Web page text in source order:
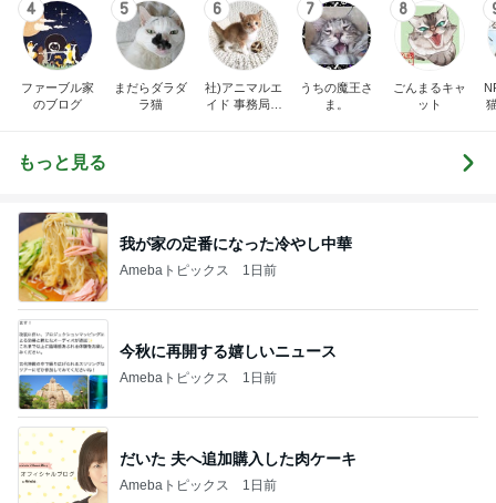
4
ファーブル家
のブログ
5
まだらダラダ
ラ猫
6
社)アニマルエ
イド 事務局＆
7
うちの魔王さ
ま。
8
ごんまるキャ
ット
もっと見る
我が家の定番になった冷やし中華
Amebaトピックス 1日前
今秋に再開する嬉しいニュース
Amebaトピックス 1日前
だいた 夫へ追加購入した肉ケーキ
Amebaトピックス 1日前